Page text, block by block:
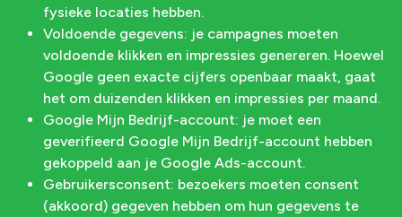
fysieke locaties hebben.
Voldoende gegevens: je campagnes moeten
voldoende klikken en impressies genereren. Hoewel
Google geen exacte cijfers openbaar maakt, gaat
het om duizenden klikken en impressies per maand.
Google Mijn Bedrijf-account: je moet een
geverifieerd Google Mijn Bedrijf-account hebben
gekoppeld aan je Google Ads-account.
Gebruikersconsent: bezoekers moeten consent
(akkoord) gegeven hebben om hun gegevens te